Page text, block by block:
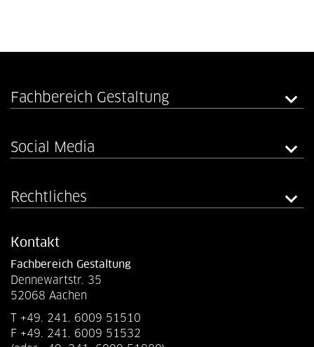
Fachbereich Gestaltung
Social Media
Rechtliches
Kontakt
Fachbereich Gestaltung
Dennewartstr. 35
52068 Aachen
T +49. 241. 6009 51510
F +49. 241. 6009 51532